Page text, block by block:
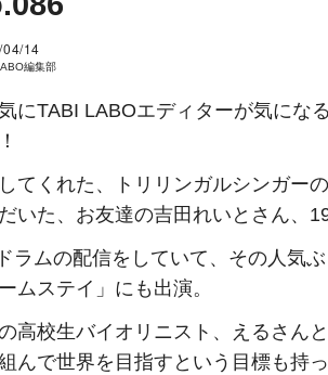
14
編集部
にTABI LABOエディターが気にな
てくれた、トリリンガルシンガーの
いた、お友達の吉田れいとさん、19
ラムの配信をしていて、その人気
ムステイ」にも出演。
高校生バイオリニスト、えるさんと
んで世界を目指すという目標も持